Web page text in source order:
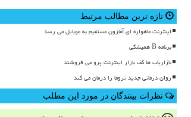
تازه ترین مطالب مرتبط
اینترنت ماهواره ای آمازون مستقیم به موبایل می رسد
برنامه B همیشگی
بازاریاب ها کف بازار اینترنت پرو می فروشند
روان درمانی جدید تروما را درمان می کند
نظرات بینندگان در مورد این مطلب